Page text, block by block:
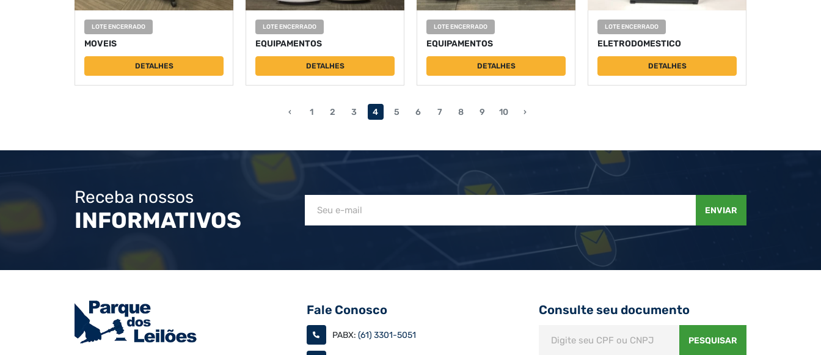
LOTE ENCERRADO
MOVEIS
DETALHES
LOTE ENCERRADO
EQUIPAMENTOS
DETALHES
LOTE ENCERRADO
EQUIPAMENTOS
DETALHES
LOTE ENCERRADO
ELETRODOMESTICO
DETALHES
‹ 1 2 3 4 5 6 7 8 9 10 ›
Receba nossos
INFORMATIVOS ENVIAR
Fale Conosco
PABX: (61) 3301-5051
Consulte seu documento
PESQUISAR